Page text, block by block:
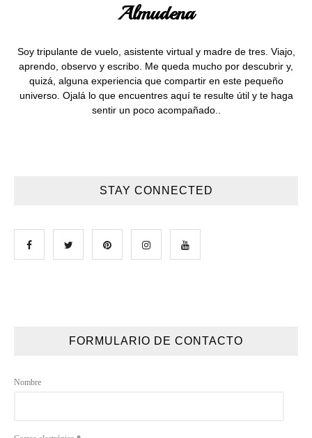
Almudena
Soy tripulante de vuelo, asistente virtual y madre de tres. Viajo,
aprendo, observo y escribo. Me queda mucho por descubrir y,
quizá, alguna experiencia que compartir en este pequeño
universo. Ojalá lo que encuentres aquí te resulte útil y te haga
sentir un poco acompañado..
STAY CONNECTED
FORMULARIO DE CONTACTO
Nombre